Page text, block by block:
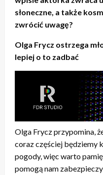
słoneczne, a także
zwrócić uwagę?
Olga Frycz ostrzega
lepiej o to zadbać
Olga Frycz przypomina,
coraz częściej będziemy
pogody, więc warto
pomogą nam